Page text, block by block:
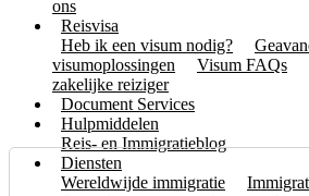
ons
Reisvisa
Heb ik een visum nodig?
visumoplossingen
Visum FAQs
zakelijke reiziger
Document Services
Hulpmiddelen
Reis- en Immigratieblog
Diensten
Wereldwijde immigratie